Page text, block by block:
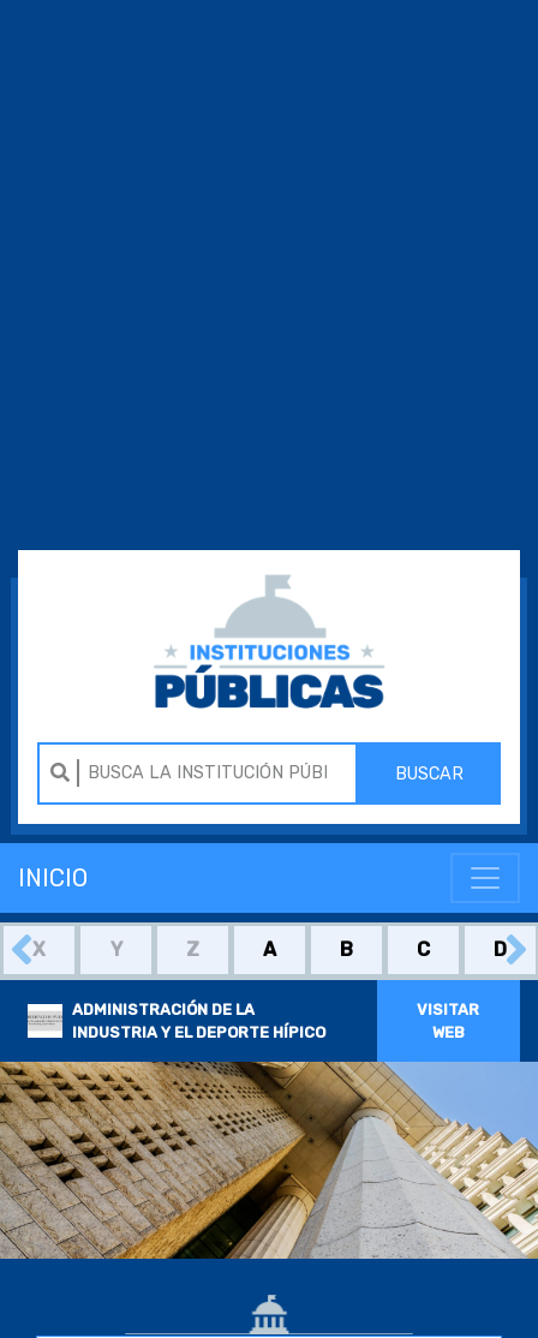
BUSCAR
INICIO
X Y Z A B C D
ADMINISTRACIÓN DE LA
INDUSTRIA Y EL DEPORTE HÍPICO
VISITAR
WEB